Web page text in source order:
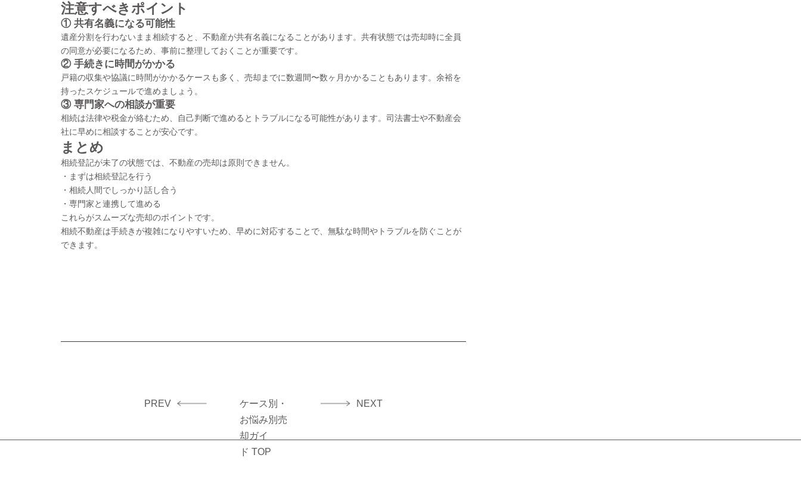
注意すべきポイント
① 共有名義になる可能性
遺産分割を行わないまま相続すると、不動産が共有名義になることがあります。共有状態では売却時に全員
の同意が必要になるため、事前に整理しておくことが重要です。
② 手続きに時間がかかる
戸籍の収集や協議に時間がかかるケースも多く、売却までに数週間〜数ヶ月かかることもあります。余裕を
持ったスケジュールで進めましょう。
③ 専門家への相談が重要
相続は法律や税金が絡むため、自己判断で進めるとトラブルになる可能性があります。司法書士や不動産会
社に早めに相談することが安心です。
まとめ
相続登記が未了の状態では、不動産の売却は原則できません。
・まずは相続登記を行う
・相続人間でしっかり話し合う
・専門家と連携して進める
これらがスムーズな売却のポイントです。
相続不動産は手続きが複雑になりやすいため、早めに対応することで、無駄な時間やトラブルを防ぐことが
できます。
PREV
ケース別・
お悩み別売
却ガイ
ド TOP
NEXT